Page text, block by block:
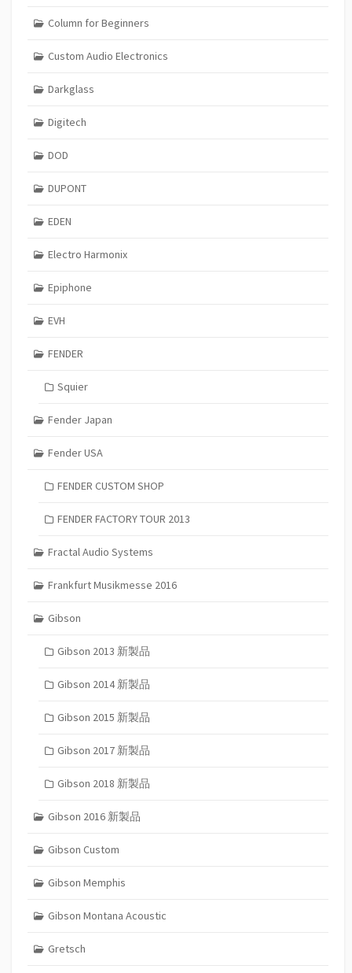
Column for Beginners
Custom Audio Electronics
Darkglass
Digitech
DOD
DUPONT
EDEN
Electro Harmonix
Epiphone
EVH
FENDER
Squier
Fender Japan
Fender USA
FENDER CUSTOM SHOP
FENDER FACTORY TOUR 2013
Fractal Audio Systems
Frankfurt Musikmesse 2016
Gibson
Gibson 2013 新製品
Gibson 2014 新製品
Gibson 2015 新製品
Gibson 2017 新製品
Gibson 2018 新製品
Gibson 2016 新製品
Gibson Custom
Gibson Memphis
Gibson Montana Acoustic
Gretsch